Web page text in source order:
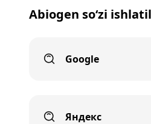
Abiogen so‘zi
Google
Яндекс